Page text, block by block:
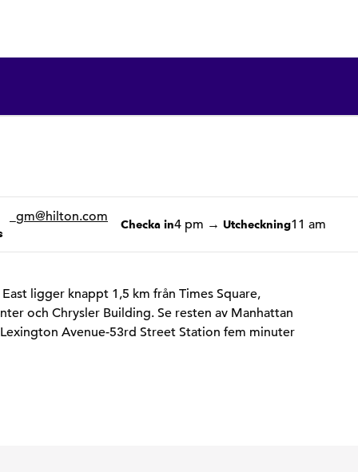
_gm@hilton.com Checka in4 pm → Utcheckning11 am
ligger knappt 1,5 km från Times Square,
och Chrysler Building. Se resten av Manhattan
Avenue-53rd Street Station fem minuter